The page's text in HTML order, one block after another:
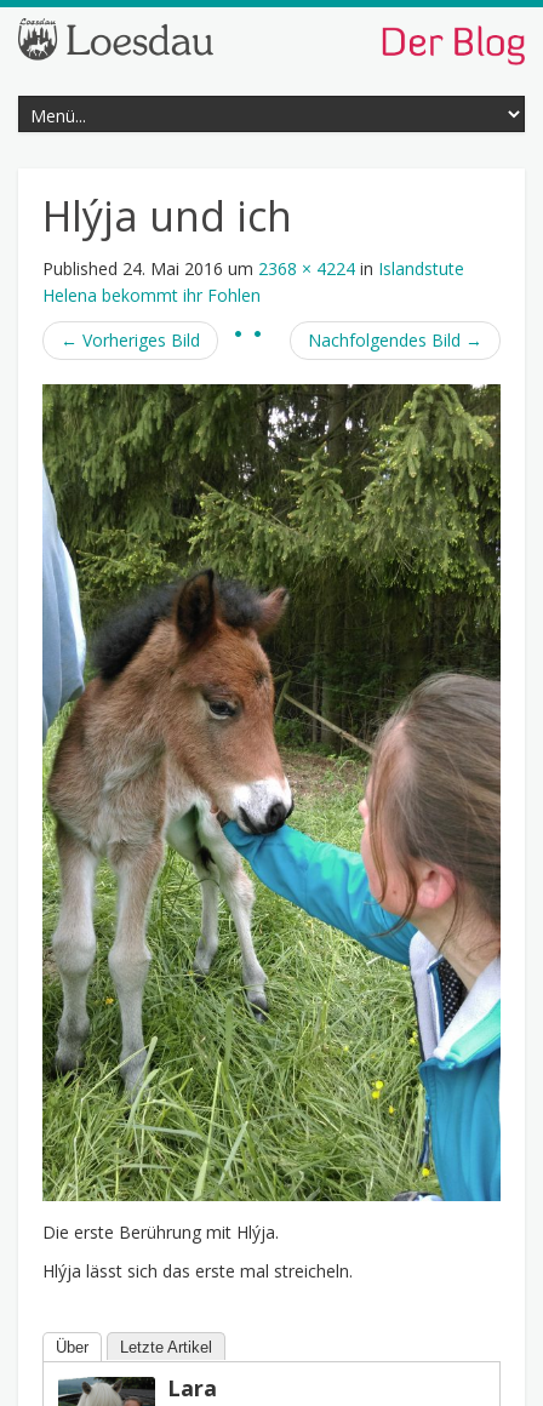
Hlýja und ich
Published 24. Mai 2016 um 2368 × 4224 in Islandstute
Helena bekommt ihr Fohlen
← Vorheriges Bild Nachfolgendes Bild →
Die erste Berührung mit Hlýja.
Hlýja lässt sich das erste mal streicheln.
Über Letzte Artikel
Lara